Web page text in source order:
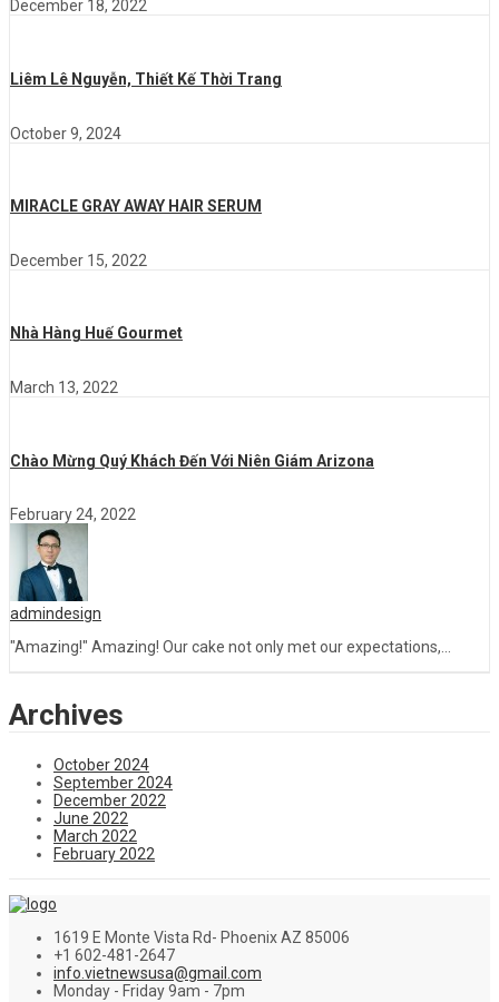
December 18, 2022
Liêm Lê Nguyễn, Thiết Kế Thời Trang
October 9, 2024
MIRACLE GRAY AWAY HAIR SERUM
December 15, 2022
Nhà Hàng Huế Gourmet
March 13, 2022
Chào Mừng Quý Khách Đến Với Niên Giám Arizona
February 24, 2022
admindesign
"Amazing!" Amazing! Our cake not only met our expectations,...
Archives
October 2024
September 2024
December 2022
June 2022
March 2022
February 2022
1619 E Monte Vista Rd- Phoenix AZ 85006
+1 602-481-2647
info.vietnewsusa@gmail.com
Monday - Friday 9am - 7pm